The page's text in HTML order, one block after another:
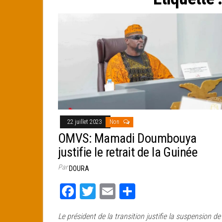
22 juillet 2023 Non
OMVS: Mamadi Doumbouya
justifie le retrait de la Guinée
ParDOURA
Fa T
E
Le président de la transition justifie la suspension